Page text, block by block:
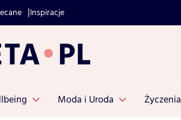
Inspiracje
Moda i Uroda Życzenia